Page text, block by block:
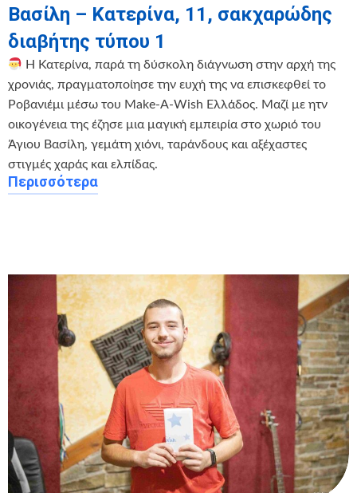
Βασίλη – Κατερίνα, 11, σακχαρώδης
διαβήτης τύπου 1
Η Κατερίνα, παρά τη δύσκολη διάγνωση στην αρχή της
χρονιάς, πραγματοποίησε την ευχή της να επισκεφθεί το
Ροβανιέμι μέσω του Make-A-Wish Ελλάδος. Μαζί με ητν
οικογένεια της έζησε μια μαγική εμπειρία στο χωριό του
Άγιου Βασίλη, γεμάτη χιόνι, ταράνδους και αξέχαστες
στιγμές χαράς και ελπίδας.
Περισσότερα